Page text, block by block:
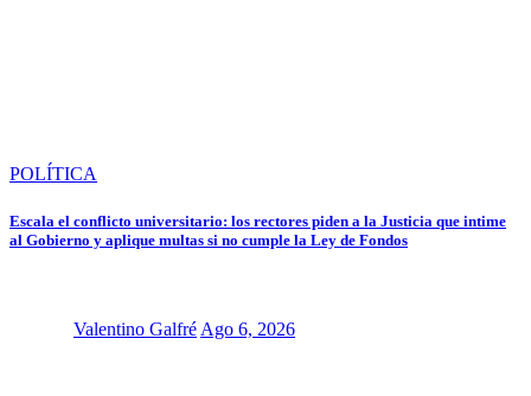
POLÍTICA
Escala el conflicto universitario: los rectores piden a la Justicia que intime
al Gobierno y aplique multas si no cumple la Ley de Fondos
Valentino Galfré Ago 6, 2026